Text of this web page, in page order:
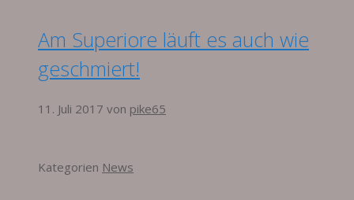
Am Superiore läuft es auch wie
geschmiert!
11. Juli 2017 von pike65
Kategorien News